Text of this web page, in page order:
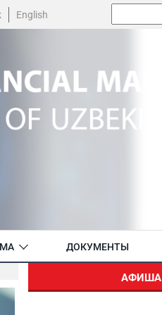
English
ДОКУМЕНТЫ
АФИША